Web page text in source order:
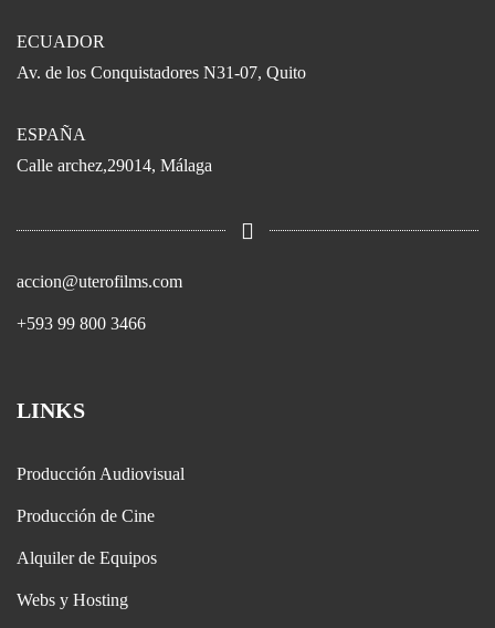
ECUADOR
Av. de los Conquistadores N31-07, Quito
ESPAÑA
Calle archez,29014, Málaga
accion@uterofilms.com
+593 99 800 3466
LINKS
Producción Audiovisual
Producción de Cine
Alquiler de Equipos
Webs y Hosting